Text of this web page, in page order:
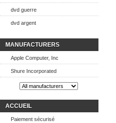
dvd guerre
dvd argent
MANUFACTURERS
Apple Computer, Inc
Shure Incorporated
ACCUEIL
Paiement sécurisé